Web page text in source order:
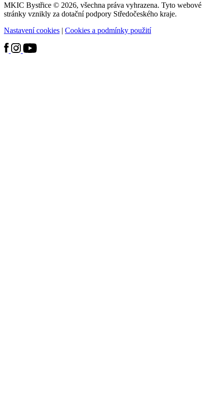
MKIC Bystřice © 2026, všechna práva vyhrazena. Tyto webové
stránky vznikly za dotační podpory Středočeského kraje.
Nastavení cookies | Cookies a podmínky použití